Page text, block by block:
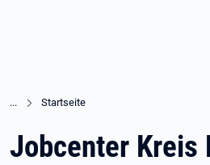
Startseite
Jobcenter Kreis